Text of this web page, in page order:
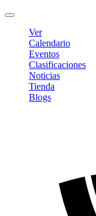
Ver
Calendario
Eventos
Clasificaciones
Noticias
Tienda
Blogs